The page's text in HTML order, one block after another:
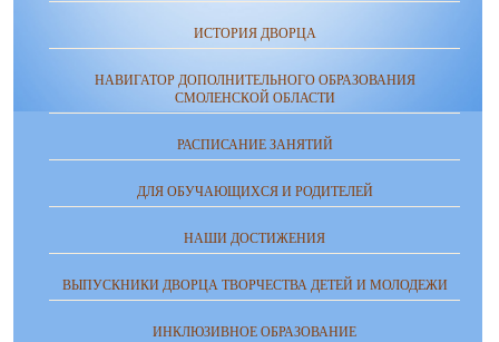
ИСТОРИЯ ДВОРЦА
НАВИГАТОР ДОПОЛНИТЕЛЬНОГО ОБРАЗОВАНИЯ
СМОЛЕНСКОЙ ОБЛАСТИ
РАСПИСАНИЕ ЗАНЯТИЙ
ДЛЯ ОБУЧАЮЩИХСЯ И РОДИТЕЛЕЙ
НАШИ ДОСТИЖЕНИЯ
ВЫПУСКНИКИ ДВОРЦА ТВОРЧЕСТВА ДЕТЕЙ И МОЛОДЕЖИ
ИНКЛЮЗИВНОЕ ОБРАЗОВАНИЕ